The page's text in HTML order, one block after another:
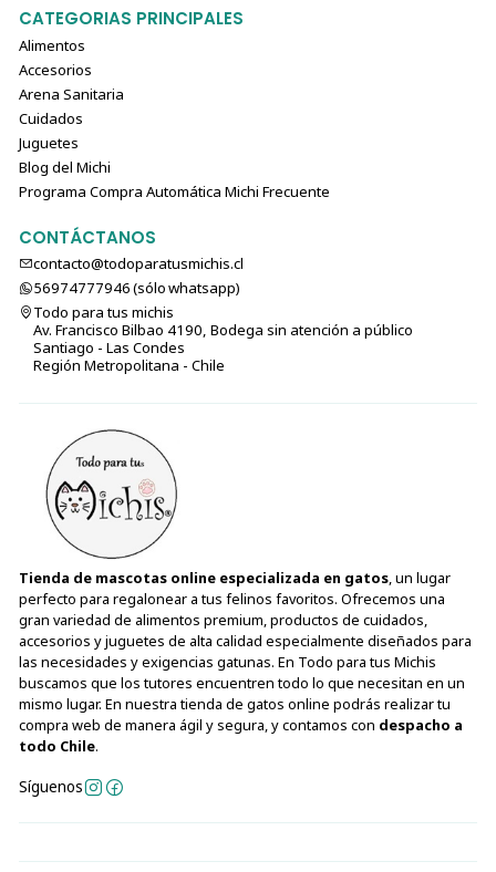
CATEGORIAS PRINCIPALES
Alimentos
Accesorios
Arena Sanitaria
Cuidados
Juguetes
Blog del Michi
Programa Compra Automática Michi Frecuente
CONTÁCTANOS
contacto@todoparatusmichis.cl
56974777946 (sólo⁣⁣⁣⁣⁣​​​​​​​​​​​​​​​ whatsapp)
Todo para tus michis
Av. Francisco Bilbao 4190, Bodega sin atención a público
Santiago - Las Condes
Región Metropolitana - Chile
Tienda de mascotas online especializada en gatos, un lugar
perfecto para regalonear a tus felinos favoritos. Ofrecemos una
gran variedad de alimentos premium, productos de cuidados,
accesorios y juguetes de alta calidad especialmente diseñados para
las necesidades y exigencias gatunas. En Todo para tus Michis
buscamos que los tutores encuentren todo lo que necesitan en un
mismo lugar. En nuestra tienda de gatos online podrás realizar tu
compra web de manera ágil y segura, y contamos con despacho a
todo Chile.
Síguenos